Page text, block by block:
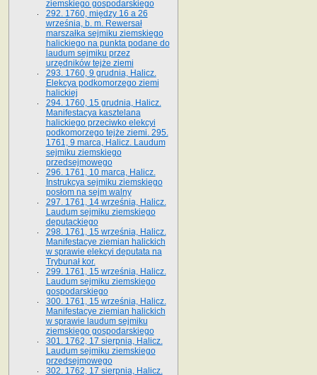
ziemskiego gospodarskiego
292. 1760, między 16 a 26
września, b. m. Rewersał
marszałka sejmiku ziemskiego
halickiego na punkta podane do
laudum sejmiku przez
urzędników tejże ziemi
293. 1760, 9 grudnia, Halicz.
Elekcya podkomorzego ziemi
halickiej
294. 1760, 15 grudnia, Halicz.
Manifestacya kasztelana
halickiego przeciwko elekcyi
podkomorzego tejże ziemi. 295.
1761, 9 marca, Halicz. Laudum
sejmiku ziemskiego
przedsejmowego
296. 1761, 10 marca, Halicz.
Instrukcya sejmiku ziemskiego
posłom na sejm walny
297. 1761, 14 września, Halicz.
Laudum sejmiku ziemskiego
deputackiego
298. 1761, 15 września, Halicz.
Manifestacye ziemian halickich
w sprawie elekcyi deputata na
Trybunał kor.
299. 1761, 15 września, Halicz.
Laudum sejmiku ziemskiego
gospodarskiego
300. 1761, 15 września, Halicz.
Manifestacye ziemian halickich
w sprawie laudum sejmiku
ziemskiego gospodarskiego
301. 1762, 17 sierpnia, Halicz.
Laudum sejmiku ziemskiego
przedsejmowego
302. 1762, 17 sierpnia, Halicz.